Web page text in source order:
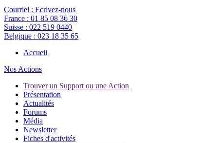
Courriel : Ecrivez-nous
France : 01 85 08 36 30
Suisse : 022 519 0440
Belgique : 023 18 35 65
Accueil
Nos Actions
Trouver un Support ou une Action
Présentation
Actualités
Forums
Média
Newsletter
Fiches d'activités